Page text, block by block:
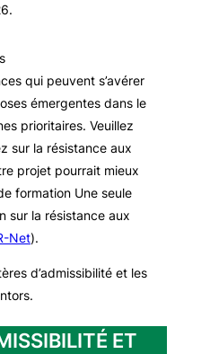
qui peuvent s’avérer
émergentes dans le
prioritaires. Veuillez
sur la résistance aux
projet pourrait mieux
formation Une seule
sur la résistance aux
Net).
d’admissibilité et les
ET